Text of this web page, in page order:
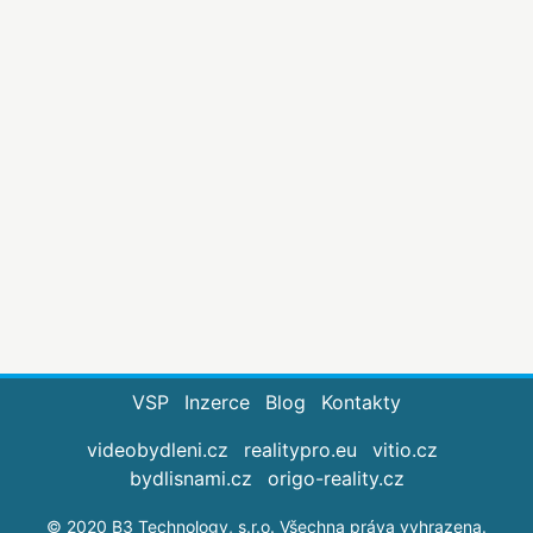
VSP Inzerce Blog
Kontakty
videobydleni.cz
realitypro.eu
vitio.cz
bydlisnami.cz
origo-reality.cz
© 2020 B3 Technology, s.r.o. Všechna práva vyhrazena.